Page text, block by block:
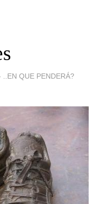
..EN QUE PENDERÁ?